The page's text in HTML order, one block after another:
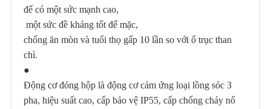
để có một sức mạnh cao,
một sức đề kháng tốt để mặc,
chống ăn mòn và tuổi thọ gấp 10 lần so với ổ trục than
chì.
●
Động cơ đóng hộp là động cơ cảm ứng loại lồng sóc 3
pha, hiệu suất cao, cấp bảo vệ IP55, cấp chống cháy nổ